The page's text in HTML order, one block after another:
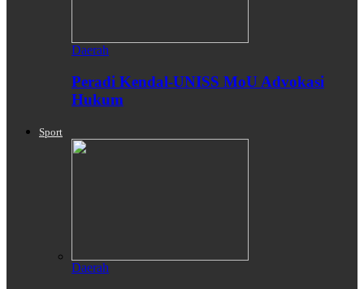
Daerah
Peradi Kendal-UNISS MoU Advokasi
Hukum
Sport
Daerah